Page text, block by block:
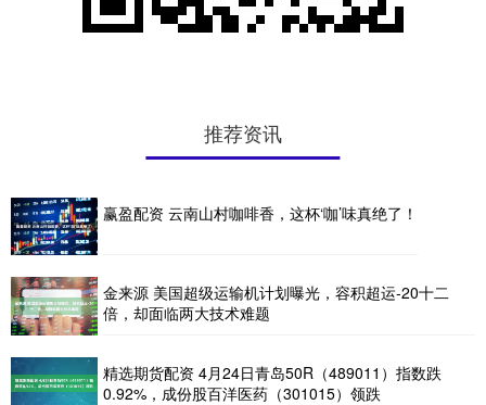
推荐资讯
赢盈配资 云南山村咖啡香，这杯‘咖’味真绝了！
金来源 美国超级运输机计划曝光，容积超运-20十二
倍，却面临两大技术难题
精选期货配资 4月24日青岛50R（489011）指数跌
0.92%，成份股百洋医药（301015）领跌